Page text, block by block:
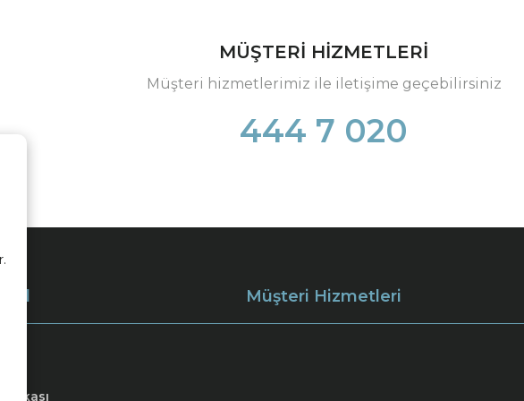
MÜŞTERİ HİZMETLERİ
Müşteri hizmetlerimiz ile iletişime geçebilirsiniz
444 7 020
Müşteri Hizmetleri